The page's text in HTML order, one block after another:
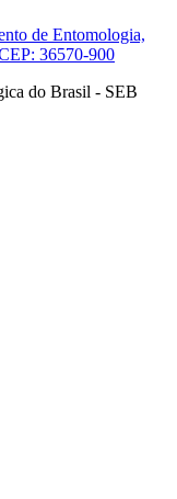
de Entomologia,
36570-900
do Brasil - SEB